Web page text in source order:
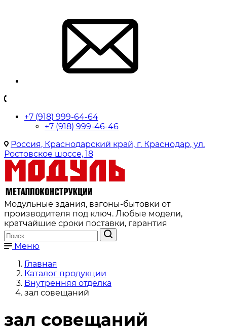
+7 (918) 999-64-64
+7 (918) 999-46-46
Россия, Краснодарский край, г. Краснодар, ул.
Ростовское шоссе, 18
Модульные здания, вагоны-бытовки от
производителя под ключ. Любые модели,
кратчайшие сроки поставки, гарантия
Меню
Главная
Каталог продукции
Внутренняя отделка
зал совещаний
зал совещаний